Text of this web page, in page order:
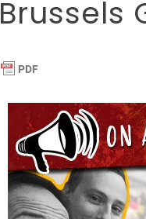
Brussels